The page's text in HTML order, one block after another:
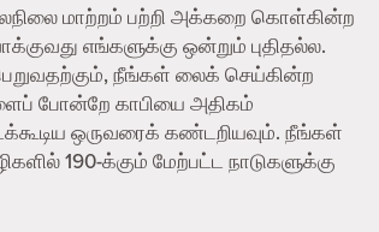
மாற்றம் பற்றி அக்கறை கொள்கின்ற
எங்களுக்கு ஒன்றும் புதிதல்ல.
நீங்கள் லைக் செய்கின்ற
போன்றே காபியை அதிகம்
ஒருவரைக் கண்டறியவும். நீங்கள்
190-க்கும் மேற்பட்ட நாடுகளுக்கு